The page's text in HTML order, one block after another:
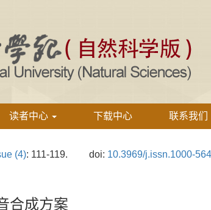
读者中心 下载中心 联系我们
(4): 111-119. doi: 10.3969/j.issn.1000-
合成方案